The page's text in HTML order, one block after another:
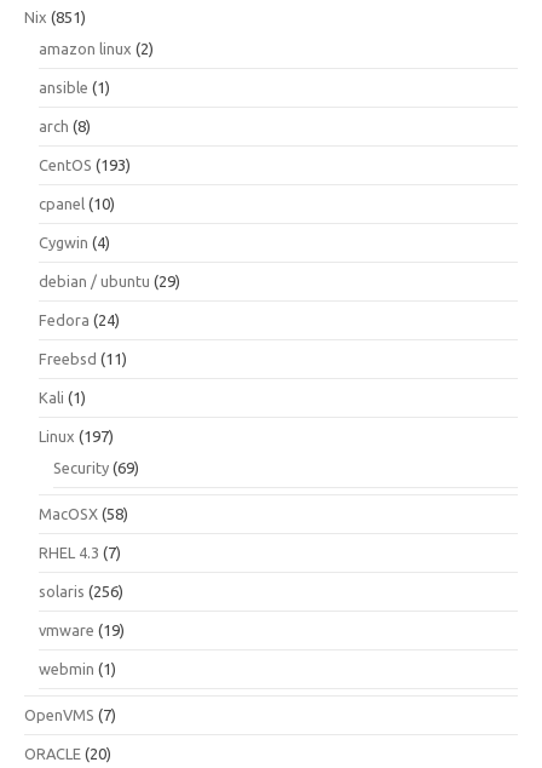
Nix (851)
amazon linux (2)
ansible (1)
arch (8)
CentOS (193)
cpanel (10)
Cygwin (4)
debian / ubuntu (29)
Fedora (24)
Freebsd (11)
Kali (1)
Linux (197)
Security (69)
MacOSX (58)
RHEL 4.3 (7)
solaris (256)
vmware (19)
webmin (1)
OpenVMS (7)
ORACLE (20)